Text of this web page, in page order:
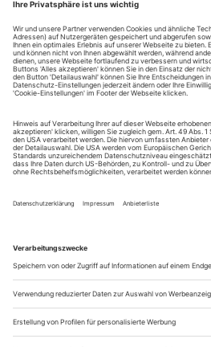
Nein, es ist keine
Thalheimer seine erste Regie an
vorstellt. Der Großromancier Lew
Macht der Finsternis» ein
sechs Männer, um die Gier,
Tschechow seinen müden...
Die Abwesenheit von Harmonie
seine Rede am 4. November 1989
Zukunftsbesorgt hatte er
Gewerkschaften» aufgerufen − die
jubelt sie, eine halbe Million,
«Bedürfnis nach einem...